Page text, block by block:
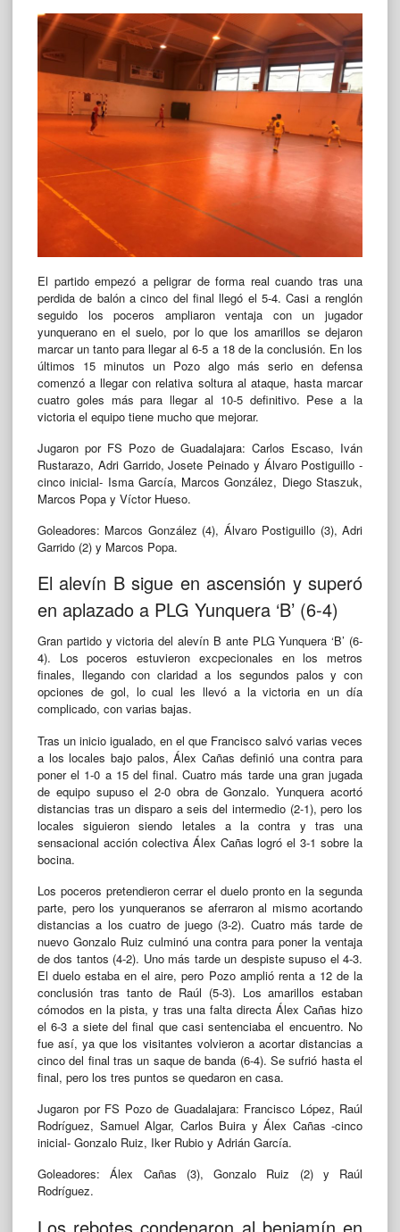
El partido empezó a peligrar de forma real cuando tras una
perdida de balón a cinco del final llegó el 5-4. Casi a renglón
seguido los poceros ampliaron ventaja con un jugador
yunquerano en el suelo, por lo que los amarillos se dejaron
marcar un tanto para llegar al 6-5 a 18 de la conclusión. En los
últimos 15 minutos un Pozo algo más serio en defensa
comenzó a llegar con relativa soltura al ataque, hasta marcar
cuatro goles más para llegar al 10-5 definitivo. Pese a la
victoria el equipo tiene mucho que mejorar.
Jugaron por FS Pozo de Guadalajara: Carlos Escaso, Iván
Rustarazo, Adri Garrido, Josete Peinado y Álvaro Postiguillo -
cinco inicial- Isma García, Marcos González, Diego Staszuk,
Marcos Popa y Víctor Hueso.
Goleadores: Marcos González (4), Álvaro Postiguillo (3), Adri
Garrido (2) y Marcos Popa.
El alevín B sigue en ascensión y superó
en aplazado a PLG Yunquera ‘B’ (6-4)
Gran partido y victoria del alevín B ante PLG Yunquera ‘B’ (6-
4). Los poceros estuvieron excpecionales en los metros
finales, llegando con claridad a los segundos palos y con
opciones de gol, lo cual les llevó a la victoria en un día
complicado, con varias bajas.
Tras un inicio igualado, en el que Francisco salvó varias veces
a los locales bajo palos, Álex Cañas definió una contra para
poner el 1-0 a 15 del final. Cuatro más tarde una gran jugada
de equipo supuso el 2-0 obra de Gonzalo. Yunquera acortó
distancias tras un disparo a seis del intermedio (2-1), pero los
locales siguieron siendo letales a la contra y tras una
sensacional acción colectiva Álex Cañas logró el 3-1 sobre la
bocina.
Los poceros pretendieron cerrar el duelo pronto en la segunda
parte, pero los yunqueranos se aferraron al mismo acortando
distancias a los cuatro de juego (3-2). Cuatro más tarde de
nuevo Gonzalo Ruiz culminó una contra para poner la ventaja
de dos tantos (4-2). Uno más tarde un despiste supuso el 4-3.
El duelo estaba en el aire, pero Pozo amplió renta a 12 de la
conclusión tras tanto de Raúl (5-3). Los amarillos estaban
cómodos en la pista, y tras una falta directa Álex Cañas hizo
el 6-3 a siete del final que casi sentenciaba el encuentro. No
fue así, ya que los visitantes volvieron a acortar distancias a
cinco del final tras un saque de banda (6-4). Se sufrió hasta el
final, pero los tres puntos se quedaron en casa.
Jugaron por FS Pozo de Guadalajara: Francisco López, Raúl
Rodríguez, Samuel Algar, Carlos Buira y Álex Cañas -cinco
inicial- Gonzalo Ruiz, Iker Rubio y Adrián García.
Goleadores: Álex Cañas (3), Gonzalo Ruiz (2) y Raúl
Rodríguez.
Los rebotes condenaron al benjamín en